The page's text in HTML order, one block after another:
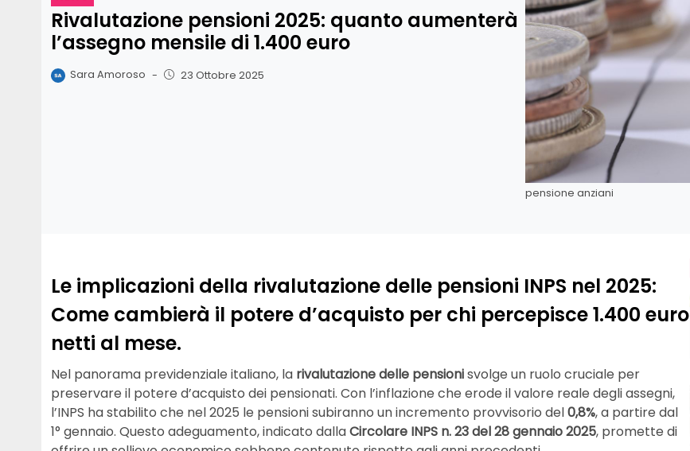
Rivalutazione pensioni 2025: quanto aumenterà
l’assegno mensile di 1.400 euro
Sara Amoroso - 23 Ottobre 2025
pensione anziani
Le implicazioni della rivalutazione delle pensioni INPS nel 2025:
Come cambierà il potere d’acquisto per chi percepisce 1.400 euro
netti al mese.
Nel panorama previdenziale italiano, la rivalutazione delle pensionisvolge un ruolo cruciale per
preservare il potere d’acquisto dei pensionati. Con l’inflazione che erode il valore reale degli assegni,
l’INPS ha stabilito che nel 2025 le pensioni subiranno un incremento provvisorio del0,8%, a partire dal
1° gennaio. Questo adeguamento, indicato dallaCircolare INPS n. 23 del 28 gennaio 2025, promette di